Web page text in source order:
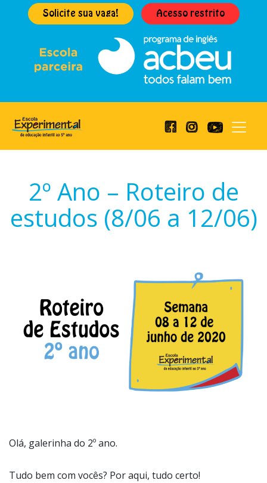
Solicite sua vaga! Acesso restrito
2º Ano – Roteiro de
estudos (8/06 a 12/06)
Olá, galerinha do 2º ano.
Tudo bem com vocês? Por aqui, tudo certo!